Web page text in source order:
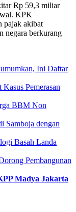
Rp 59,3 miliar
KPK
pajak akibat
negara berkurang
Ini Daftar
Pemerasan
BBM Non
Samboja dengan
Basah Landa
Pembangunan
Madya Jakarta